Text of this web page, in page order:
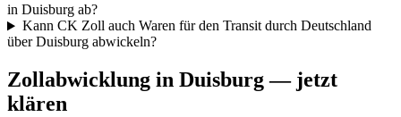
in Duisburg ab?
Kann CK Zoll auch Waren für den Transit durch Deutschland
über Duisburg abwickeln?
Zollabwicklung in Duisburg — jetzt
klären